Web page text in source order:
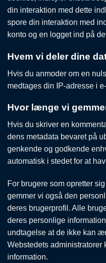
din interaktion med dette
spore din interaktion med
konto og en logget ind på
Hvem vi deler dine
Hvis du anmoder om en
medtages din IP-adresse i
Hvor længe vi
Hvis du skriver en
dens metadata bevaret på
genkende og godkende
automatisk i stedet for at
For brugere som opretter
gemmer vi også den
deres brugerprofil. Alle
deres personlige
undtagelse at de ikke kan
Webstedets administratorer
information.